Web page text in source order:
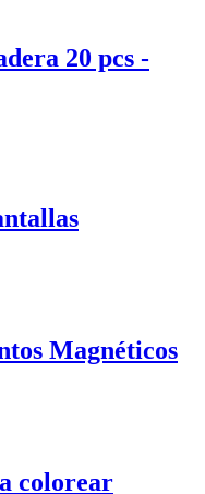
20 pcs -
Magnéticos
colorear